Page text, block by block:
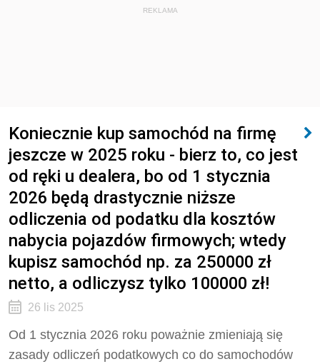
REKLAMA
Koniecznie kup samochód na firmę
jeszcze w 2025 roku - bierz to, co jest
od ręki u dealera, bo od 1 stycznia
2026 będą drastycznie niższe
odliczenia od podatku dla kosztów
nabycia pojazdów firmowych; wtedy
kupisz samochód np. za 250000 zł
netto, a odliczysz tylko 100000 zł!
26 lis 2025
Od 1 stycznia 2026 roku poważnie zmieniają się
zasady odliczeń podatkowych co do samochodów